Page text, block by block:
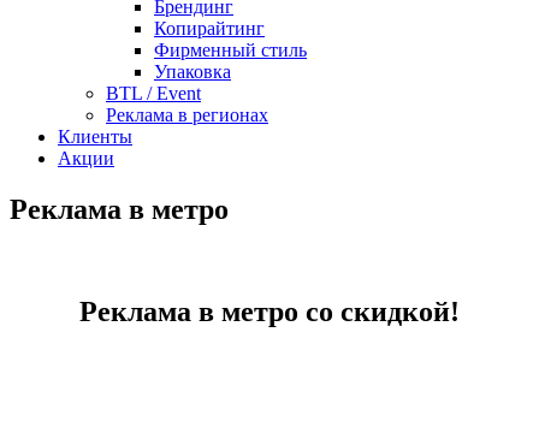
Брендинг
Копирайтинг
Фирменный стиль
Упаковка
BTL / Event
Реклама в регионах
Клиенты
Акции
Реклама в метро
Реклама в метро со скидкой!